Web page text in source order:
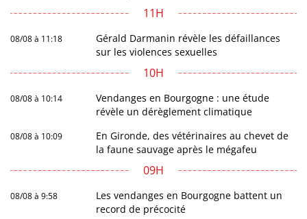
11H
08/08 à 11:18
Gérald Darmanin révèle les défaillances
sur les violences sexuelles
10H
08/08 à 10:14
Vendanges en Bourgogne : une étude
révèle un dérèglement climatique
08/08 à 10:09
En Gironde, des vétérinaires au chevet de
la faune sauvage après le mégafeu
09H
08/08 à 9:58
Les vendanges en Bourgogne battent un
record de précocité